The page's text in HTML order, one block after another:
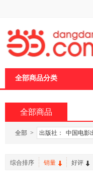
全部商品分类
全部商品
全部 > 出版社： 中国电影
综合排序 销量 好评
页
加